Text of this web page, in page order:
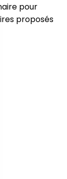
pour
proposés